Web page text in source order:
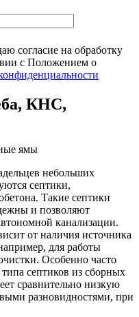
согласие на обработку
с Положением о
КНС,
ямы
небольших
септики,
Такие септики
и позволяют
канализации.
от наличия источника
для работы
Особенно часто
типа септиков из сборных
сравнительно низкую
разновидностями, при